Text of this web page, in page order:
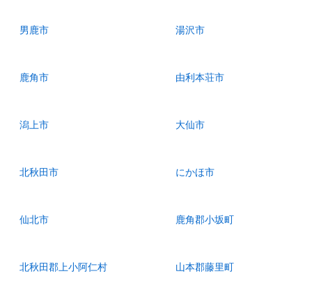
男鹿市 湯沢市
鹿角市 由利本荘市
潟上市 大仙市
北秋田市 にかほ市
仙北市 鹿角郡小坂町
北秋田郡上小阿仁村 山本郡藤里町